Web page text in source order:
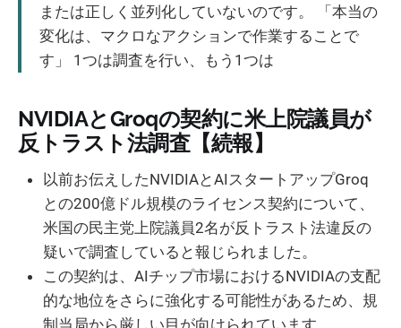
または正しく並列化していないのです。 「本当の
変化は、マクロなアクションで作業することで
す」 1つは調査を行い、もう1つは
NVIDIAとGroqの契約に米上院議員が
反トラスト法調査【続報】
以前お伝えしたNVIDIAとAIスタートアップGroq
との200億ドル規模のライセンス契約について、
米国の民主党上院議員2名が反トラスト法違反の
疑いで調査していると報じられました。
この契約は、AIチップ市場におけるNVIDIAの支配
的な地位をさらに強化する可能性があるため、規